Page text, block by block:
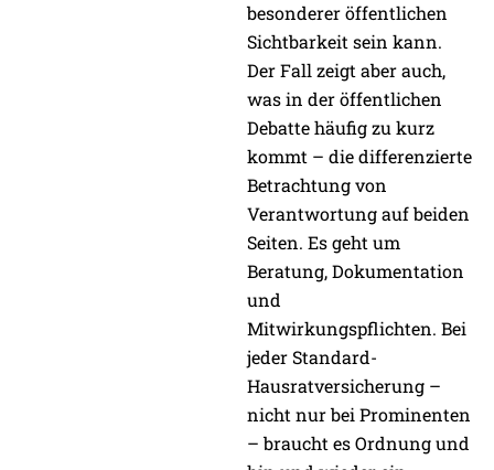
besonderer öffentlichen
Sichtbarkeit sein kann.
Der Fall zeigt aber auch,
was in der öffentlichen
Debatte häufig zu kurz
kommt – die differenzierte
Betrachtung von
Verantwortung auf beiden
Seiten. Es geht um
Beratung, Dokumentation
und
Mitwirkungspflichten. Bei
jeder Standard-
Hausratversicherung –
nicht nur bei Prominenten
– braucht es Ordnung und